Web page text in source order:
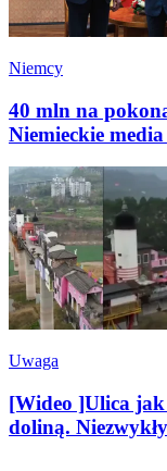
Niemcy
40 mln na
Niemieckie
Uwaga
[Wideo ]Ulica jak
doliną.